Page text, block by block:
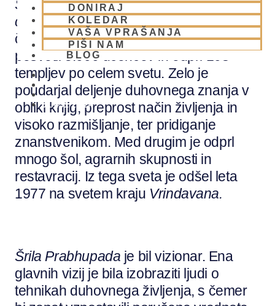
DONIRAJ
KOLEDAR
VAŠA VPRAŠANJA
PIŠI NAM
BLOG
01 431 21 24
Srimad-bhagavatam, Caitanya-
caratamritain Nectar of Devotion. V tem
času je štirinajstkrat obkrožil Zemljo,
posvetil 5.000 učencev in odprl 108
templjev po celem svetu. Zelo je
poudarjal deljenje duhovnega znanja v
obliki knjig, preprost način življenja in
visoko razmišljanje, ter pridiganje
znanstvenikom. Med drugim je odprl
mnogo šol, agrarnih skupnosti in
restavracij. Iz tega sveta je odšel leta
1977 na svetem kraju Vrindavana.
Šrila Prabhupada je bil vizionar. Ena
glavnih vizij je bila izobraziti ljudi o
tehnikah duhovnega življenja, s čemer